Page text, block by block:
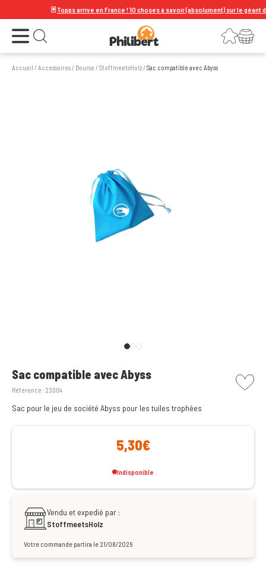
Topps arrive en France ! 10 choses à savoir (absolument) sur le géant de
Ouvrir le menu Ouvrir la recherche Connexion
Votre panier
Accueil /Accessoires/ Bourse /StoffmeetsHolz/Sac compatible avec Abyss
Sac compatible avec Abyss
Référence : 23004
picto
Sac pour le jeu de société Abyss pour les tuiles trophées
5,30€
Indisponible
Vendu et expedié par :
StoffmeetsHolz
Votre commande partira le 21/08/2026